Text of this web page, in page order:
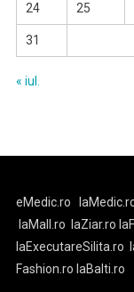
24 25
31
« iul.
eMedic.ro
laMall.ro
laZiar.ro
laExecutareSilita.ro
Fashion.ro laBalti.ro